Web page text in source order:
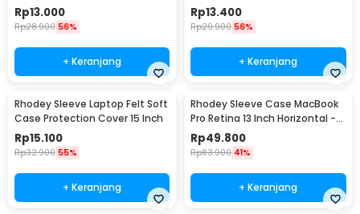
Rp13.000
Rp28.900 56%
+ Keranjang
Rp13.400
Rp29.900 56%
+ Keranjang
Rhodey Sleeve Laptop Felt Soft
Case Protection Cover 15 Inch
Rp15.100
Rp32.900 55%
+ Keranjang
Rhodey Sleeve Case MacBook
Pro Retina 13 Inch Horizontal -
C2202
Rp49.800
Rp83.900 41%
+ Keranjang